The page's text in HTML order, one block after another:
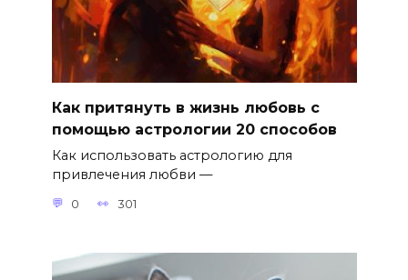
Как притянуть в жизнь любовь с
помощью астрологии 20 способов
Как использовать астрологию для
привлечения любви —
0 301